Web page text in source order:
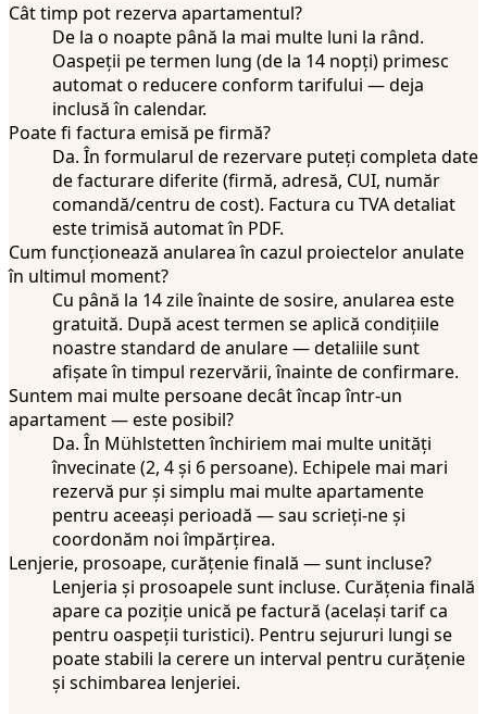
Cât timp pot rezerva apartamentul?
De la o noapte până la mai multe luni la rând.
Oaspeții pe termen lung (de la 14 nopți) primesc
automat o reducere conform tarifului — deja
inclusă în calendar.
Poate fi factura emisă pe firmă?
Da. În formularul de rezervare puteți completa date
de facturare diferite (firmă, adresă, CUI, număr
comandă/centru de cost). Factura cu TVA detaliat
este trimisă automat în PDF.
Cum funcționează anularea în cazul proiectelor anulate
în ultimul moment?
Cu până la 14 zile înainte de sosire, anularea este
gratuită. După acest termen se aplică condițiile
noastre standard de anulare — detaliile sunt
afișate în timpul rezervării, înainte de confirmare.
Suntem mai multe persoane decât încap într-un
apartament — este posibil?
Da. În Mühlstetten închiriem mai multe unități
învecinate (2, 4 și 6 persoane). Echipele mai mari
rezervă pur și simplu mai multe apartamente
pentru aceeași perioadă — sau scrieți-ne și
coordonăm noi împărțirea.
Lenjerie, prosoape, curățenie finală — sunt incluse?
Lenjeria și prosoapele sunt incluse. Curățenia finală
apare ca poziție unică pe factură (același tarif ca
pentru oaspeții turistici). Pentru sejururi lungi se
poate stabili la cerere un interval pentru curățenie
și schimbarea lenjeriei.